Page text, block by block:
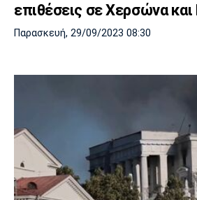
επιθέσεις σε Χερσώνα
Παρασκευή, 29/09/2023 08:30